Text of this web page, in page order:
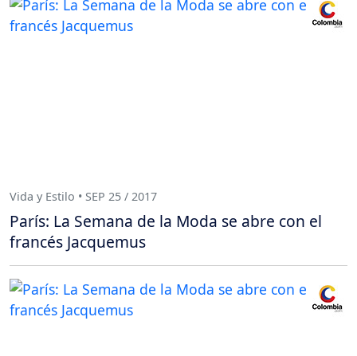
Vida y Estilo • SEP 25 / 2017
París: La Semana de la Moda se abre con el
francés Jacquemus